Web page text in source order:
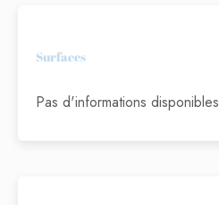
Surfaces
Pas d'informations disponibles